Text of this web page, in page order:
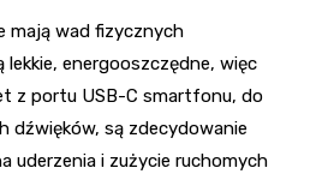
mają wad fizycznych
lekkie, energooszczędne, więc
z portu USB-C smartfonu, do
dźwięków, są zdecydowanie
uderzenia i zużycie ruchomych